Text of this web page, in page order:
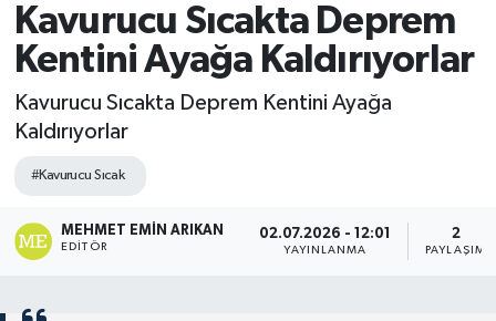
Kavurucu Sıcakta Deprem
Kentini Ayağa Kaldırıyorlar
Kavurucu Sıcakta Deprem Kentini Ayağa
Kaldırıyorlar
#Kavurucu Sıcak
MEHMET EMIN ARIKAN
EDITÖR
02.07.2026 - 12:01
YAYINLANMA
2
PAYLAŞIM
Tüm Manşetler
Son Dakika Haberleri
Haber Arşivi